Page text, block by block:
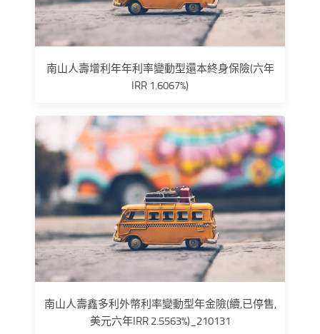
南山人壽增利年年利率變動型還本終身保險(六年
IRR 1.6067%)
南山人壽鑫多利外幣利率變動型年金險(續,已停售,
美元六年IRR 2.5563%)_210131